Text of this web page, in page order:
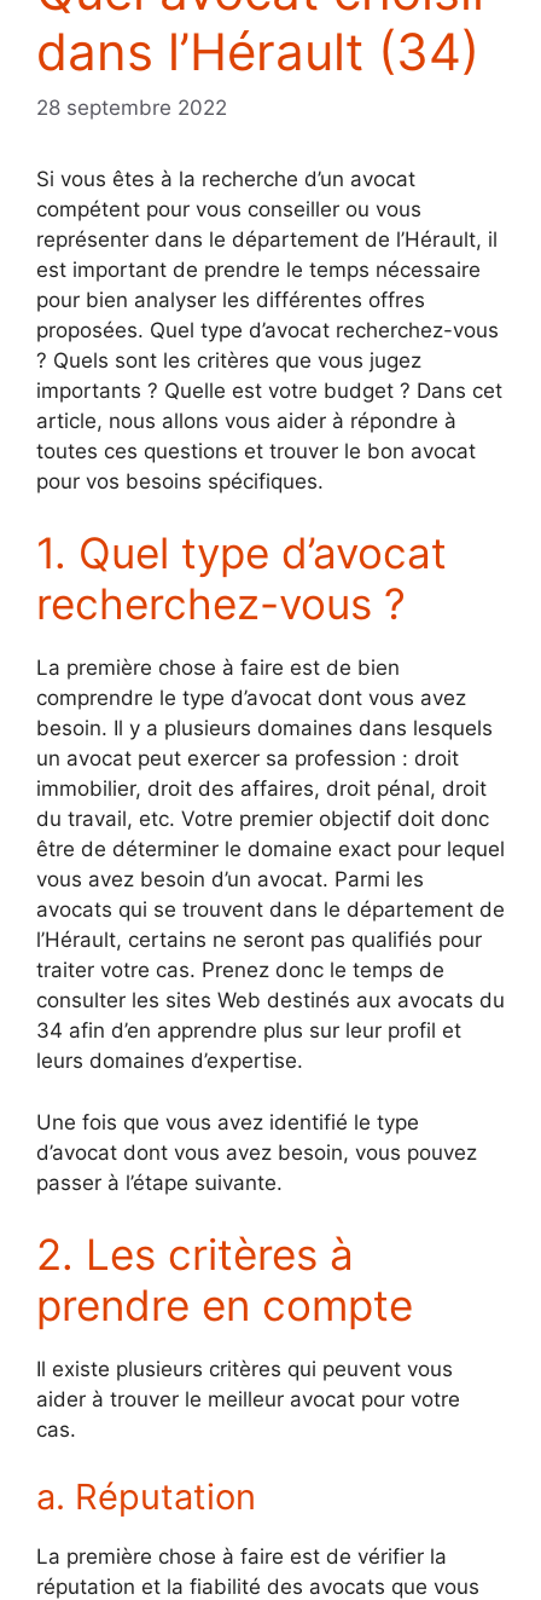
dans l’Hérault (34)
28 septembre 2022
Si vous êtes à la recherche d’un avocat
compétent pour vous conseiller ou vous
représenter dans le département de l’Hérault, il
est important de prendre le temps nécessaire
pour bien analyser les différentes offres
proposées. Quel type d’avocat recherchez-vous
? Quels sont les critères que vous jugez
importants ? Quelle est votre budget ? Dans cet
article, nous allons vous aider à répondre à
toutes ces questions et trouver le bon avocat
pour vos besoins spécifiques.
1. Quel type d’avocat
recherchez-vous ?
La première chose à faire est de bien
comprendre le type d’avocat dont vous avez
besoin. Il y a plusieurs domaines dans lesquels
un avocat peut exercer sa profession : droit
immobilier, droit des affaires, droit pénal, droit
du travail, etc. Votre premier objectif doit donc
être de déterminer le domaine exact pour lequel
vous avez besoin d’un avocat. Parmi les
avocats qui se trouvent dans le département de
l’Hérault, certains ne seront pas qualifiés pour
traiter votre cas. Prenez donc le temps de
consulter les sites Web destinés aux avocats du
34 afin d’en apprendre plus sur leur profil et
leurs domaines d’expertise.
Une fois que vous avez identifié le type
d’avocat dont vous avez besoin, vous pouvez
passer à l’étape suivante.
2. Les critères à
prendre en compte
Il existe plusieurs critères qui peuvent vous
aider à trouver le meilleur avocat pour votre
cas.
a. Réputation
La première chose à faire est de vérifier la
réputation et la fiabilité des avocats que vous